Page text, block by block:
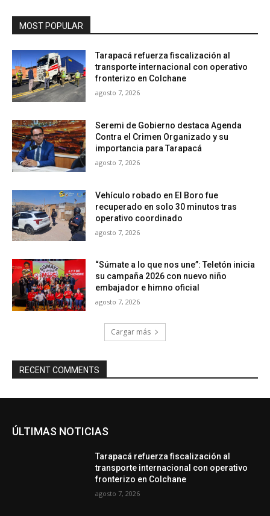
MOST POPULAR
Tarapacá refuerza fiscalización al
transporte internacional con operativo
fronterizo en Colchane
agosto 7, 2026
Seremi de Gobierno destaca Agenda
Contra el Crimen Organizado y su
importancia para Tarapacá
agosto 7, 2026
Vehículo robado en El Boro fue
recuperado en solo 30 minutos tras
operativo coordinado
agosto 7, 2026
“Súmate a lo que nos une”: Teletón inicia
su campaña 2026 con nuevo niño
embajador e himno oficial
agosto 7, 2026
Cargar más
RECENT COMMENTS
ÚLTIMAS NOTICIAS
Tarapacá refuerza fiscalización al
transporte internacional con operativo
fronterizo en Colchane
agosto 7, 2026